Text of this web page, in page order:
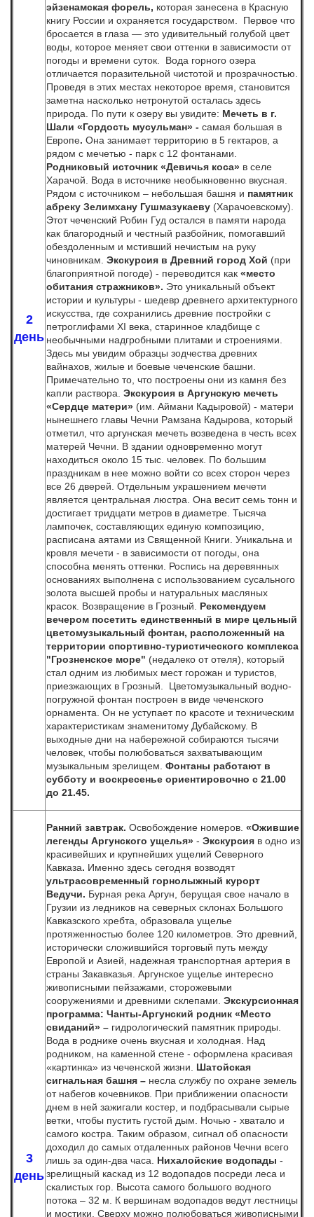
2
день
эйзенамская форель, которая занесена в Красную
книгу России и охраняется государством. Первое что
бросается в глаза — это удивительный голубой цвет
воды, которое меняет свои оттенки в зависимости от
погоды и времени суток. Вода горного озера
отличается поразительной чистотой и прозрачностью.
Проведя в этих местах некоторое время, становится
заметна насколько нетронутой осталась здесь
природа. По пути к озеру вы увидите: Мечеть в г.
Шали «Гордость мусульман» - самая большая в
Европе. Она занимает территорию в 5 гектаров, а
рядом с мечетью - парк с 12 фонтанами.
Родниковый источник «Девичья коса» в селе
Харачой. Вода в источнике необыкновенно вкусная.
Рядом с источником – небольшая башня и памятник
абреку Зелимхану Гушмазукаеву (Харачоевскому).
Этот чеченский Робин Гуд остался в памяти народа
как благородный и честный разбойник, помогавший
обездоленным и мстивший нечистым на руку
чиновникам. Экскурсия в Древний город Хой (при
благоприятной погоде) - переводится как «место
обитания стражников». Это уникальный объект
истории и культуры - шедевр древнего архитектурного
искусства, где сохранились древние постройки с
петроглифами XI века, старинное кладбище с
необычными надгробными плитами и строениями.
Здесь мы увидим образцы зодчества древних
вайнахов, жилые и боевые чеченские башни.
Примечательно то, что построены они из камня без
капли раствора. Экскурсия в Аргунскую мечеть
«Сердце матери» (им. Аймани Кадыровой) - матери
нынешнего главы Чечни Рамзана Кадырова, который
отметил, что аргунская мечеть возведена в честь всех
матерей Чечни. В здании одновременно могут
находиться около 15 тыс. человек. По большим
праздникам в нее можно войти со всех сторон через
все 26 дверей. Отдельным украшением мечети
является центральная люстра. Она весит семь тонн и
достигает тридцати метров в диаметре. Тысяча
лампочек, составляющих единую композицию,
расписана аятами из Священной Книги. Уникальна и
кровля мечети - в зависимости от погоды, она
способна менять оттенки. Роспись на деревянных
основаниях выполнена с использованием сусального
золота высшей пробы и натуральных масляных
красок. Возвращение в Грозный. Рекомендуем
вечером посетить единственный в мире цельный
цветомузыкальный фонтан, расположенный на
территории спортивно-туристического комплекса
"Грозненское море" (недалеко от отеля), который
стал одним из любимых мест горожан и туристов,
приезжающих в Грозный. Цветомузыкальный водно-
погружной фонтан построен в виде чеченского
орнамента. Он не уступает по красоте и техническим
характеристикам знаменитому Дубайскому. В
выходные дни на набережной собираются тысячи
человек, чтобы полюбоваться захватывающим
музыкальным зрелищем. Фонтаны работают в
субботу и воскресенье ориентировочно с 21.00
до 21.45.
3
день
Ранний завтрак. Освобождение номеров. «Ожившие
легенды Аргунского ущелья» - Экскурсия в одно из
красивейших и крупнейших ущелий Северного
Кавказа. Именно здесь сегодня возводят
ультрасовременный горнолыжный курорт
Ведучи. Бурная река Аргун, берущая свое начало в
Грузии из ледников на северных склонах Большого
Кавказского хребта, образовала ущелье
протяженностью более 120 километров. Это древний,
исторически сложившийся торговый путь между
Европой и Азией, надежная транспортная артерия в
страны Закавказья. Аргунское ущелье интересно
живописными пейзажами, сторожевыми
сооружениями и древними склепами. Экскурсионная
программа: Чанты-Аргунский родник «Место
свиданий» – гидрологический памятник природы.
Вода в роднике очень вкусная и холодная. Над
родником, на каменной стене - оформлена красивая
«картинка» из чеченской жизни. Шатойская
сигнальная башня – несла службу по охране земель
от набегов кочевников. При приближении опасности
днем в ней зажигали костер, и подбрасывали сырые
ветки, чтобы пустить густой дым. Ночью - хватало и
самого костра. Таким образом, сигнал об опасности
доходил до самых отдаленных районов Чечни всего
лишь за один-два часа. Нихалойские водопады -
зрелищный каскад из 12 водопадов посреди леса и
скалистых гор. Высота самого большого водного
потока – 32 м. К вершинам водопадов ведут лестницы
и мостики. Сверху можно полюбоваться живописными